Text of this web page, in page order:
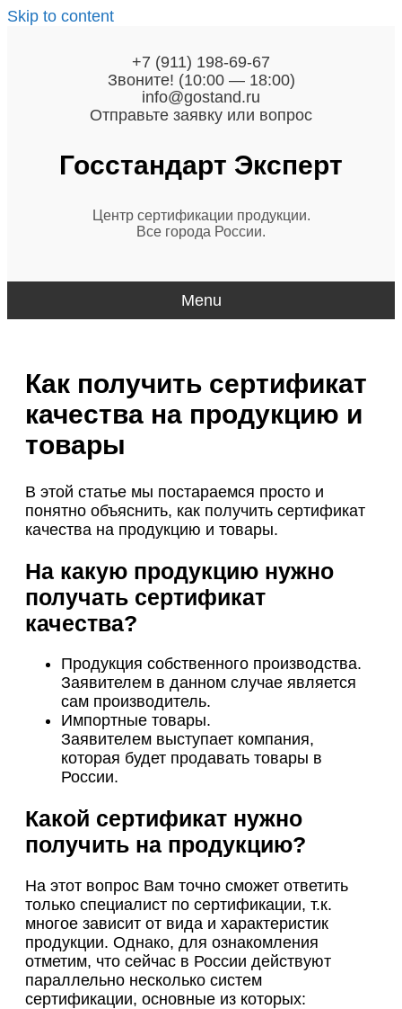
Skip to content
+7 (911) 198-69-67
Звоните! (10:00 — 18:00)
info@gostand.ru
Отправьте заявку или вопрос
Госстандарт Эксперт
Центр сертификации продукции.
Все города России.
Menu
Как получить сертификат
качества на продукцию и
товары
В этой статье мы постараемся просто и
понятно объяснить, как получить сертификат
качества на продукцию и товары.
На какую продукцию нужно
получать сертификат
качества?
Продукция собственного производства.
Заявителем в данном случае является
сам производитель.
Импортные товары.
Заявителем выступает компания,
которая будет продавать товары в
России.
Какой сертификат нужно
получить на продукцию?
На этот вопрос Вам точно сможет ответить
только специалист по сертификации, т.к.
многое зависит от вида и характеристик
продукции. Однако, для ознакомления
отметим, что сейчас в России действуют
параллельно несколько систем
сертификации, основные из которых: